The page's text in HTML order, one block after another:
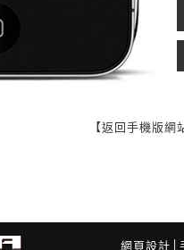
【返回手機版網
網頁設計